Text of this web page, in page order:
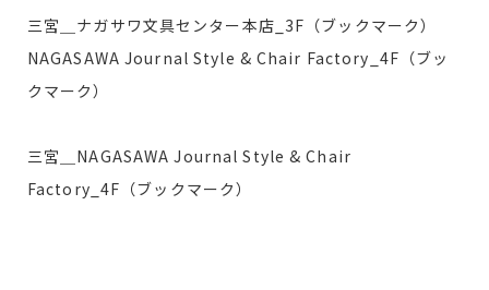
三宮＿ナガサワ文具センター本店_3F（ブックマーク）
NAGASAWA Journal Style & Chair Factory_4F（ブッ
クマーク）
三宮＿NAGASAWA Journal Style & Chair
Factory_4F（ブックマーク）